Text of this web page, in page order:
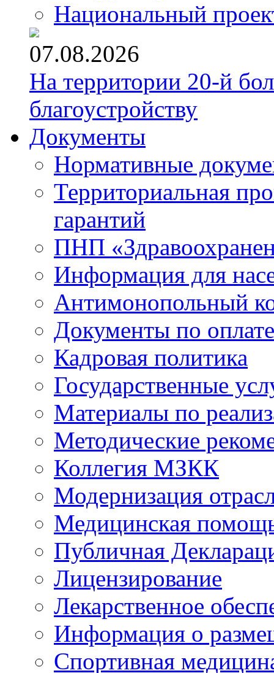
Национальный
07.08.2026
На территории 20-й
благоустройству
Документы
Нормативные
Территориальная
гарантий
ПНП
Информация для
Антимонопольный
Документы по
Кадровая политика
Государственные
Материалы по
Методические
Коллегия МЗКК
Модернизация
Медицинская
Публичная
Лицензирование
Лекарственное
Информация о
Спортивная